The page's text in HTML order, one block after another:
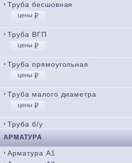
Труба бесшовная
Труба ВГП
Труба прямоугольная
Труба малого диаметра
Труба б/у
АРМАТУРА
Арматура А1